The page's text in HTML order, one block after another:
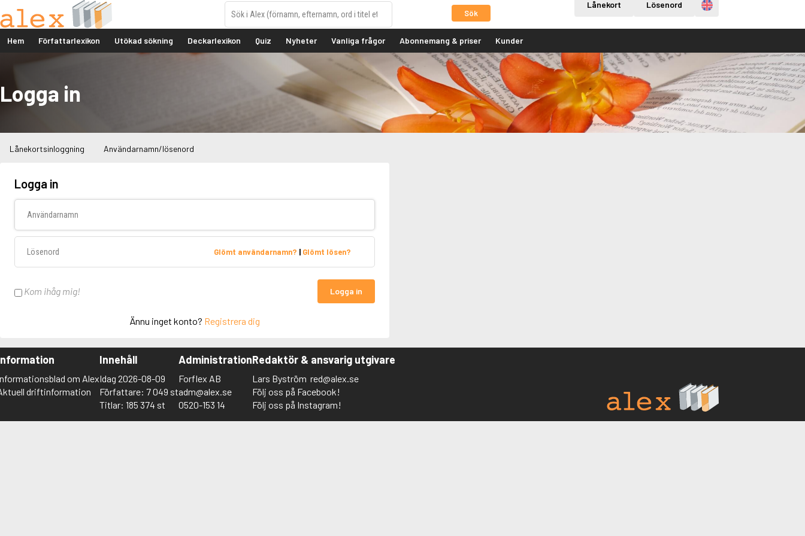
Sök
Lånekort Lösenord Engelska
Hem Författarlexikon Utökad sökning Deckarlexikon Quiz Nyheter Vanliga frågor Abonnemang & priser Kunder
Logga in
Lånekortsinloggning Användarnamn/lösenord
Logga in
Glömt användarnamn? | Glömt lösen?
Kom ihåg mig! Logga in
Ännu inget konto? Registrera dig
om Alex
driftinformation
Innehåll
Idag 2026-08-09
Författare: 7 049 st
Titlar: 185 374 st
Administration
Forflex AB
adm@alex.se
0520-153 14
Redaktör & ansvarig utgivare
Lars Byström red@alex.se
Följ oss på Facebook!
Följ oss på Instagram!